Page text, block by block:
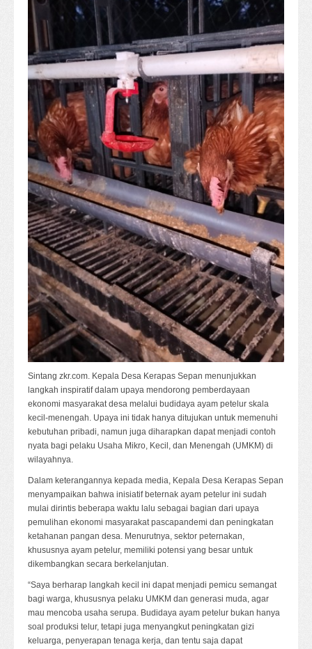
Sintang zkr.com. Kepala Desa Kerapas Sepan menunjukkan
langkah inspiratif dalam upaya mendorong pemberdayaan
ekonomi masyarakat desa melalui budidaya ayam petelur skala
kecil-menengah. Upaya ini tidak hanya ditujukan untuk memenuhi
kebutuhan pribadi, namun juga diharapkan dapat menjadi contoh
nyata bagi pelaku Usaha Mikro, Kecil, dan Menengah (UMKM) di
wilayahnya.
Dalam keterangannya kepada media, Kepala Desa Kerapas Sepan
menyampaikan bahwa inisiatif beternak ayam petelur ini sudah
mulai dirintis beberapa waktu lalu sebagai bagian dari upaya
pemulihan ekonomi masyarakat pascapandemi dan peningkatan
ketahanan pangan desa. Menurutnya, sektor peternakan,
khususnya ayam petelur, memiliki potensi yang besar untuk
dikembangkan secara berkelanjutan.
“Saya berharap langkah kecil ini dapat menjadi pemicu semangat
bagi warga, khususnya pelaku UMKM dan generasi muda, agar
mau mencoba usaha serupa. Budidaya ayam petelur bukan hanya
soal produksi telur, tetapi juga menyangkut peningkatan gizi
keluarga, penyerapan tenaga kerja, dan tentu saja dapat